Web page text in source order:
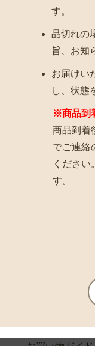
す。
品切れの
旨、お知
お届けい
し、状態
※商品到
商品到着
でご連絡
ください
す。